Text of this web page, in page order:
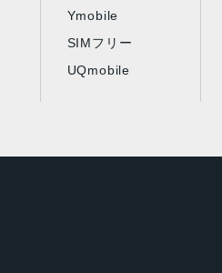
Ymobile
SIMフリー
UQmobile